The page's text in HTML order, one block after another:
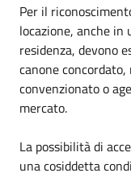
Per il
locazione, anche in
residenza, devono
canone
convenzionato o
mercato.
La possibilità di
una cosiddetta